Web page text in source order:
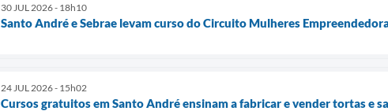
30 JUL 2026 - 18h10
Santo André e Sebrae levam curso do Circuito Mulheres
24 JUL 2026 - 15h02
Cursos gratuitos em Santo André ensinam a fabricar e vender tortas e